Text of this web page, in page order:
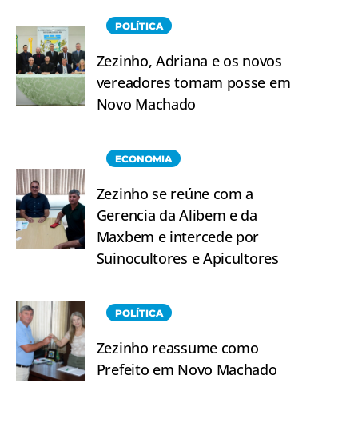
POLÍTICA
Zezinho, Adriana e os novos
vereadores tomam posse em
Novo Machado
ECONOMIA
Zezinho se reúne com a
Gerencia da Alibem e da
Maxbem e intercede por
Suinocultores e Apicultores
POLÍTICA
Zezinho reassume como
Prefeito em Novo Machado